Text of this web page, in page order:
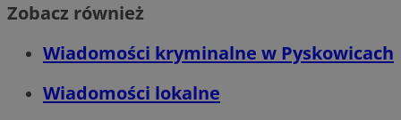
Zobacz również
Wiadomości kryminalne w Pyskowicach
Wiadomości lokalne